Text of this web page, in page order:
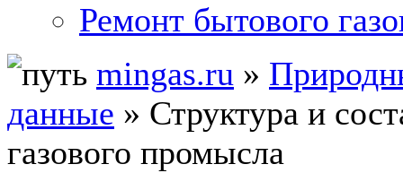
Ремонт бытового
mingas.ru »
данные » Структура и
газового промысла